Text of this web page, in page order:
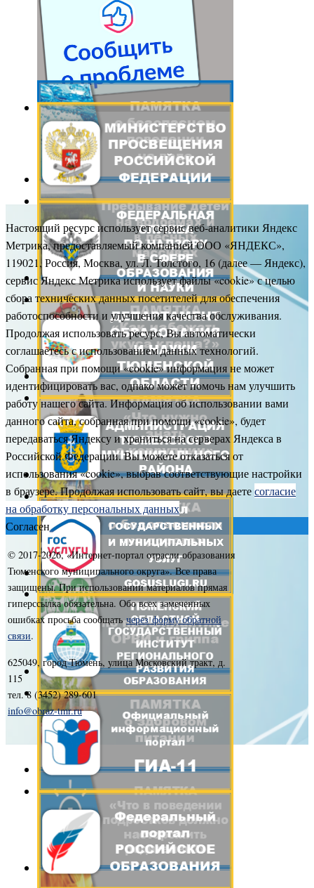
Настоящий ресурс использует сервис веб-аналитики Яндекс
Метрика, предоставляемый компанией ООО «ЯНДЕКС»,
119021, Россия, Москва, ул. Л. Толстого, 16 (далее — Яндекс),
сервис Яндекс Метрика использует файлы «cookie» с целью
сбора технических данных посетителей для обеспечения
работоспособности и улучшения качества обслуживания.
Продолжая использовать ресурс, Вы автоматически
соглашаетесь с использованием данных технологий.
Собранная при помощи «cookie» информация не может
идентифицировать вас, однако может помочь нам улучшить
работу нашего сайта. Информация об использовании вами
данного сайта, собранная при помощи «cookie», будет
передаваться Яндексу и храниться на серверах Яндекса в
Российской Федерации. Вы можете отказаться от
использования «cookie», выбрав соответствующие настройки
в браузере. Продолжая использовать сайт, вы даетесогласие
на обработку персональных данных
Согласен
© 2017-2026, «Интернет-портал отрасли образования
Тюменского муниципального округа». Все права
защищены. При использовании материалов прямая
гиперссылка обязательна. Обо всех замеченных
ошибках просьба сообщатьчерез форму обратной
связи.
625049, город Тюмень, улица Московский тракт, д.
115
тел. 8 (3452) 289-601
info@obraz-tmr.ru